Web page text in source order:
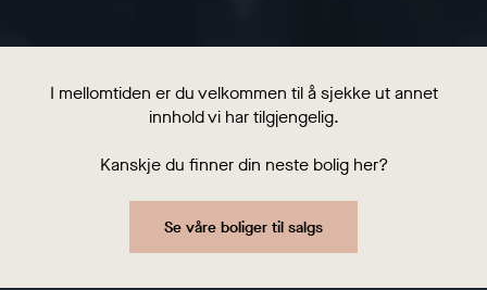
I mellomtiden er du velkommen til å sjekke ut annet
innhold vi har tilgjengelig.
Kanskje du finner din neste bolig her?
Se våre boliger til salgs